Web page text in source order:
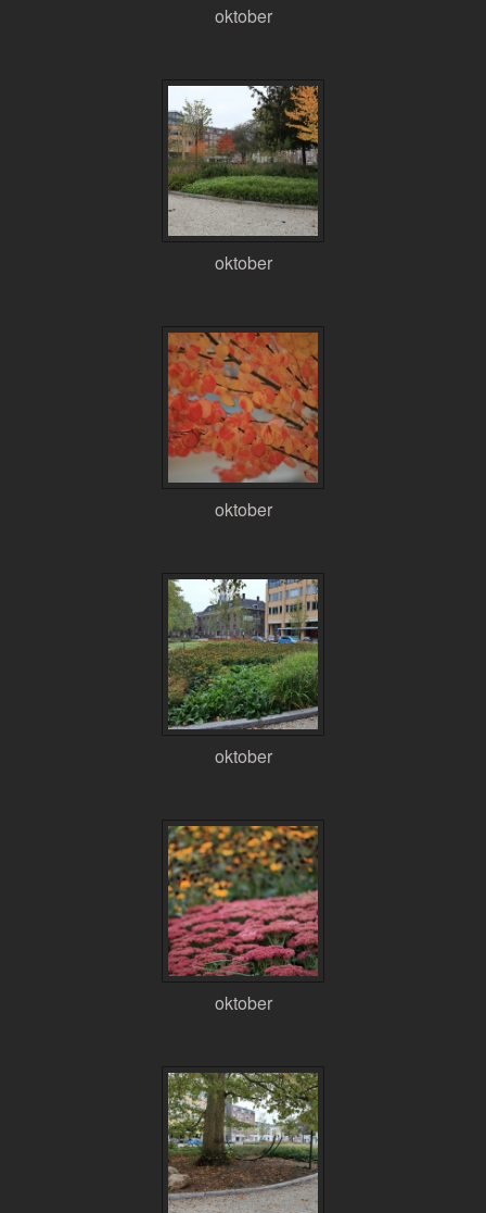
oktober
oktober
oktober
oktober
oktober